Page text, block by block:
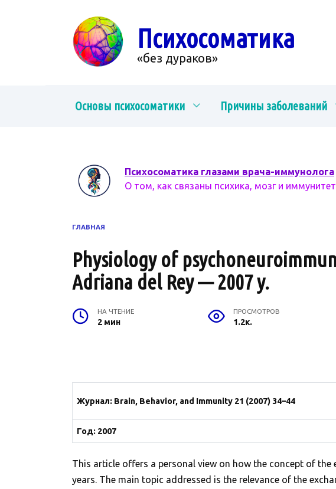
Психосоматика
«без дураков»
Основы психосоматики Причины заболеваний
Психосоматика глазами врача-иммунолога
О том, как связаны психика, мозг и иммунитет
ГЛАВНАЯ
Physiology of
Adriana del Rey — 2007 y.
НА ЧТЕНИЕ
2 мин
ПРОСМОТРОВ
1.2к.
Журнал: Brain, Behavior, and Immunity 21 (2007) 34–44
Год: 2007
This article offers a personal view on how the concept of
years. The main topic addressed is the relevance of the